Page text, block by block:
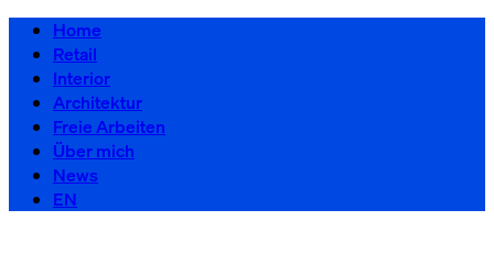
Home
Retail
Interior
Architektur
Freie Arbeiten
Über mich
News
EN